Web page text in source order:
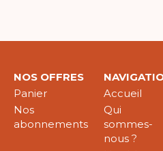
NOS OFFRES
Panier
Nos
abonnements
Accueil
Qui
sommes-
nous ?